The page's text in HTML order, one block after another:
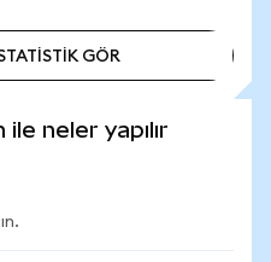
GÖR
neler yapılır